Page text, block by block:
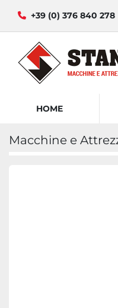
+39 (0) 376 840 278
HOME
Macchine e